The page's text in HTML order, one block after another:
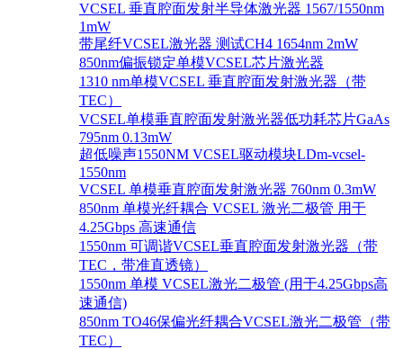
VCSEL 垂直腔面发射半导体激光器 1567/1550nm
1mW
带尾纤VCSEL激光器 测试CH4 1654nm 2mW
850nm偏振锁定单模VCSEL芯片激光器
1310 nm单模VCSEL 垂直腔面发射激光器（带
TEC）
VCSEL单模垂直腔面发射激光器低功耗芯片GaAs
795nm 0.13mW
超低噪声1550NM VCSEL驱动模块LDm-vcsel-
1550nm
VCSEL 单模垂直腔面发射激光器 760nm 0.3mW
850nm 单模光纤耦合 VCSEL 激光二极管 用于
4.25Gbps 高速通信
1550nm 可调谐VCSEL垂直腔面发射激光器（带
TEC，带准直透镜）
1550nm 单模 VCSEL激光二极管 (用于4.25Gbps高
速通信)
850nm TO46保偏光纤耦合VCSEL激光二极管（带
TEC）